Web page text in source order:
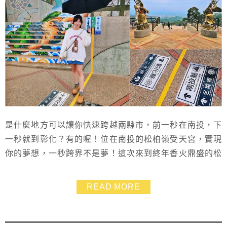
是什麼地方可以讓你快速跨越兩縣市，前一秒在南投，下
一秒就到彰化？有的喔！位在南投的松柏嶺受天宮，實現
你的夢想，一秒跨界不是夢！這次來到終年香火鼎盛的松
的絕佳美景也被讚爆～近來還新增3d彩繪和縣界可以拍出
有趣的照片~宮廟不無聊，松柏嶺受天宮好拍又好玩，來
READ MORE